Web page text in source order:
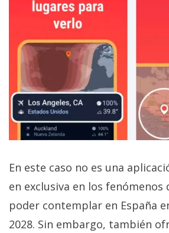
En este caso no es una
en exclusiva en los fenómenos
poder contemplar en España
2028. Sin embargo, también